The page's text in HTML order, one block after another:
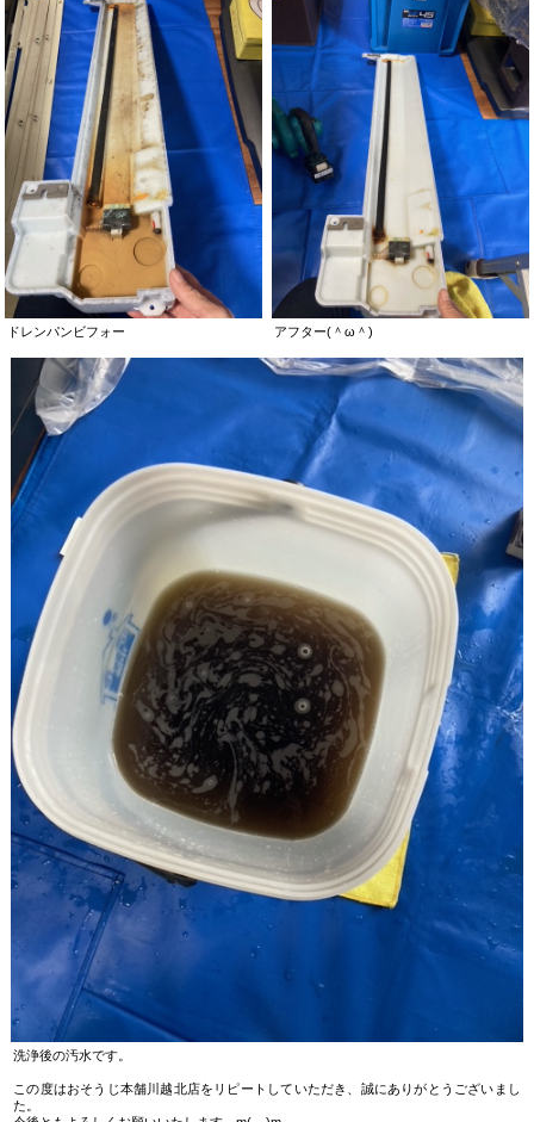
ドレンパンビフォー アフター(＾ω＾)
洗浄後の汚水です。
この度はおそうじ本舗川越北店をリピートしていただき、誠にありがとうございまし
た。